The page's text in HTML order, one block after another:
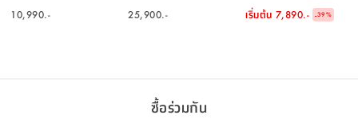
10,990.- 25,900.- เริ่มต้น 7,890.- -39%
ซื้อร่วมกัน